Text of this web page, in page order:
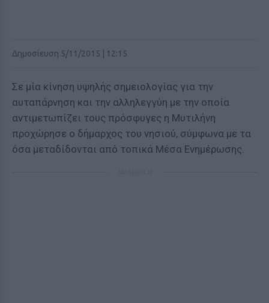
Δημοσίευση 5/11/2015 | 12:15
Σε μία κίνηση υψηλής σημειολογίας για την
αυταπάρνηση και την αλληλεγγύη με την οποία
αντιμετωπίζει τους πρόσφυγες η Μυτιλήνη
προχώρησε ο δήμαρχος του νησιού, σύμφωνα με τα
όσα μεταδίδονται από τοπικά Μέσα Ενημέρωσης.